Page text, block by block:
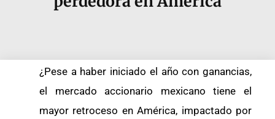
¿Pese a haber iniciado el año con ganancias,
el mercado accionario mexicano tiene el
mayor retroceso en América, impactado por